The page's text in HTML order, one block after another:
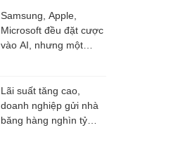
Samsung, Apple,
Microsoft đều đặt cược
vào AI, nhưng một
phải lúc nào cũng dùng
Lãi suất tăng cao,
doanh nghiệp gửi nhà
băng hàng nghìn tỷ